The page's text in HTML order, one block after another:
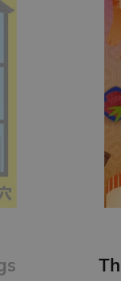
The Menu of Happiness